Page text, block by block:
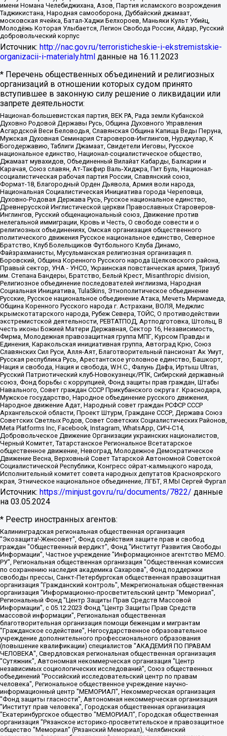
имени Номана Челебиджихана, Азов, Партия исламского возрождения
Таджикистана, Народная самооборона, Дуббайский джамаат,
московская ячейка, Батал-Хаджи Белхороев, Маньяки Культ Убийц,
Молодёжь Которая Улыбается, Легион Свобода России, Айдар, Русский
добровольческий корпус
Источник: http://nac.gov.ru/terroristicheskie-i-ekstremistskie-
organizacii-i-materialy.html данные на 16.11.2023
* Перечень общественных объединений и религиозных
организаций в отношении которых судом принято
вступившее в законную силу решение о ликвидации или
запрете деятельности:
Национал-большевистская партия, ВЕК РА, Рада земли Кубанской
Духовно Родовой Державы Русь, Община Духовного Управления
Асгардской Веси Беловодья, Славянская Община Капища Веды Перуна,
Мужская Духовная Семинария Староверов-Инглингов, Нурджулар, К
Богодержавию, Таблиги Джамаат, Свидетели Иеговы, Русское
национальное единство, Национал-социалистическое общество,
Джамаат мувахидов, Объединенный Вилайат Кабарды, Балкарии и
Карачая, Союз славян, Ат-Такфир Валь-Хиджра, Пит Буль, Национал-
социалистическая рабочая партия России, Славянский союз,
Формат-18, Благородный Орден Дьявола, Армия воли народа,
Национальная Социалистическая Инициатива города Череповца,
Духовно-Родовая Держава Русь, Русское национальное единство,
Древнерусской Инглистической церкви Православных Староверов-
Инглингов, Русский общенациональный союз, Движение против
нелегальной иммиграции, Кровь и Честь, О свободе совести и о
религиозных объединениях, Омская организация общественного
политического движения Русское национальное единство, Северное
Братство, Клуб Болельщиков Футбольного Клуба Динамо,
Файзрахманисты, Мусульманская религиозная организация п.
Боровский, Община Коренного Русского народа Щелковского района,
Правый сектор, УНА - УНСО, Украинская повстанческая армия, Тризуб
им. Степана Бандеры, Братство, Белый Крест, Misanthropic division,
Религиозное объединение последователей инглиизма, Народная
Социальная Инициатива, TulaSkins, Этнополитическое объединение
Русские, Русское национальное объединение Атака, Мечеть Мирмамеда,
Община Коренного Русского народа г. Астрахани, ВОЛЯ, Меджлис
крымскотатарского народа, Рубеж Севера, ТОЙС, О противодействии
экстремистской деятельности, РЕВТАТПОД, Артподготовка, Штольц, В
честь иконы Божией Матери Державная, Сектор 16, Независимость,
Фирма, Молодежная правозащитная группа МПГ, Курсом Правды и
Единения, Каракольская инициативная группа, Автоград Крю, Союз
Славянских Сил Руси, Алля-Аят, Благотворительный пансионат Ак Умут,
Русская республика Русь, Арестантское уголовное единство, Башкорт,
Нация и свобода, Нация и свобода, W.H.С., Фалунь Дафа, Иртыш Ultras,
Русский Патриотический клуб-Новокузнецк/РПК, Сибирский державный
союз, Фонд борьбы с коррупцией, Фонд защиты прав граждан, Штабы
Навального, Совет граждан СССР Прикубанского округа г. Краснодара,
Мужское государство, Народное объединение русского движения,
Народное движение Адат, Народный совет граждан РСФСР СССР
Архангельской области, Проект Штурм, Граждане СССР, Держава Союз
Советских Светлых Родов, Совет Советских Социалистических Районов,
Meta Platforms Inc, Facebook, Instagram, WhatsApp, СИЧ-С14,
Добровольческое Движение Организации украинских националистов,
Черный Комитет, Татарстанское Региональное Всетатарское
общественное движение, Невоград, Молодежное Демократическое
Движение Весна, Верховный Совет Татарской Автономной Советской
Социалистической Республики, Конгресс ойрат-калмыцкого народа,
Исполнительный комитет совета народных депутатов Красноярского
края, Этническое национальное объединение, ЛГБТ, Я.МЫ Сергей Фургал
Источник: https://minjust.gov.ru/ru/documents/7822/ данные
на 03.05.2024
* Реестр иностранных агентов:
Калининградская региональная общественная организация "Экозащита!-Женсовет", Фонд содействия защите прав и свобод граждан "Общественный вердикт", Фонд "Институт Развития Свободы Информации", Частное учреждение "Информационное агентство МЕМО. РУ", Региональная общественная организация "Общественная комиссия по сохранению наследия академика Сахарова", Фонд поддержки свободы прессы, Санкт-Петербургская общественная правозащитная организация "Гражданский контроль", Межрегиональная общественная организация "Информационно-просветительский центр "Мемориал", Региональный Фонд "Центр Защиты Прав Средств Массовой Информации", с 05.12.2023 Фонд "Центр Защиты Прав Средств массовой информации", Региональная общественная благотворительная организация помощи беженцам и мигрантам "Гражданское содействие", Негосударственное образовательное учреждение дополнительного профессионального образования (повышение квалификации) специалистов "АКАДЕМИЯ ПО ПРАВАМ ЧЕЛОВЕКА", Свердловская региональная общественная организация "Сутяжник", Автономная некоммерческая организация "Центр независимых социологических исследований", Союз общественных объединений "Российский исследовательский центр по правам человека", Региональное общественное учреждение научно-информационный центр "МЕМОРИАЛ", Некоммерческая организация "Фонд защиты гласности", Автономная некоммерческая организация "Институт прав человека", Городская общественная организация "Екатеринбургское общество "МЕМОРИАЛ", Городская общественная организация "Рязанское историко-просветительское и правозащитное общество "Мемориал" (Рязанский Мемориал), Челябинский региональный орган общественной самодеятельности – женское общественное объединение "Женщины Евразии", Челябинский региональный орган общественной самодеятельности "Уральская правозащитная группа", Фонд содействия защите здоровья и социальной справедливости имени Андрея Рылькова, Автономная Некоммерческая Организация "Аналитический Центр Юрия Левады", Автономная некоммерческая организация социальной поддержки населения "Проект Апрель", Региональная общественная организация помощи женщинам и детям, находящимся в кризисной ситуации "Информационно-методический центр "Анна", Фонд содействия развитию массовых коммуникаций и правовому просвещению "Так-так-Так", Фонд содействия устойчивому развитию "Серебряная тайга", Свердловский региональный общественный фонд социальных проектов "Новое время", "Idel.Реалии", Кавказ.Реалии, Крым.Реалии, Телеканал Настоящее Время, Татаро-башкирская служба Радио Свобода (Azatliq Radiosi), Радио Свободная Европа/Радио Свобода (PCE/PC), "Сибирь.Реалии", "Фактограф", Благотворительный фонд помощи осужденным и их семьям, Автономная некоммерческая организация "Институт глобализации и социальных движений", Фонд "В защиту прав заключенных", Частное учреждение "Центр поддержки и содействия развитию средств массовой информации", Пензенский региональный общественный благотворительный фонд "Гражданский союз", "Север.Реалии", Некоммерческая организация Фонд "Правовая инициатива", Общество с ограниченной ответственностью "Радио Свободная Европа/Радио Свобода", Чешское информационное агентство "MEDIUM-ORIENT", Красноярская региональная общественная организация "Мы против СПИДа", Камалягин Денис Николаевич, Маркелов Сергей Евгеньевич, Пономарев Лев Александрович, Савицкая Людмила Алексеевна, Автономная некоммерческая организация "Центр по работе с проблемой насилия "НАСИЛИЮ.НЕТ", Межрегиональный профессиональный союз работников здравоохранения "Альянс врачей", Юридическое лицо, зарегистрированное в Латвийской Республике, SIA "Medusa Project" (регистрационный номер 40103797863, дата регистрации 10.06.2014), Некоммерческая организация "Фонд по борьбе с коррупцией", Автономная некоммерческая организация "Институт права и публичной политики", Баданин Роман Сергеевич, Гликин Максим Александрович, Железнова Мария Михайловна, Лукьянова Юлия Сергеевна, Маетная Елизавета Витальевна, Маняхин Петр Борисович, Чуракова Ольга Владимировна, Ярош Юлия Петровна, Юридическое лицо "The Insider SIA", зарегистрированное в Риге, Латвийская Республика (дата регистрации 26.06.2015), являющееся администратором доменного имени интернет-издания "The Insider SIA", https://theins.ru, Постернак Алексей Евгеньевич, Рубин Михаил Аркадьевич, Анин Роман Александрович, Юридическое лицо Istories fonds, зарегистрированное в Латвийской Республике (регистрационный номер 50008295751, дата регистрации 24.02.2020), Великовский Дмитрий Александрович, Долинина Ирина Николаевна, Мароховская Алеся Алексеевна, Шлейнов Роман Юрьевич, Шмагун Олеся Валентиновна, Общество с ограниченной ответственностью "Альтаир 2021", Общество с ограниченной ответственностью "Вега 2021", Общество с ограниченной ответственностью "Главный редактор 2021", Общество с ограниченной ответственностью "Ромашки монолит", Важенков Артем Валерьевич, Ивановская областная общественная организация "Центр гендерных исследований", Гурман Юрий Альбертович, Медиапроект "ОВД-Инфо", Егоров Владимир Владимирович, Жилинский Владимир Александрович, Общество с ограниченной ответственностью "ЗП", Иванова София Юрьевна, Карезина Инна Павловна, Кильтау Екатерина Викторовна, Петров Алексей Викторович, Пискунов Сергей Евгеньевич, Смирнов Сергей Сергеевич, Тихонов Михаил Сергеевич, Общество с ограниченной ответственностью "ЖУРНАЛИСТ-ИНОСТРАННЫЙ АГЕНТ", Арапова Галина Юрьевна, Вольтская Татьяна Анатольевна, Американская компания "Mason G.E.S. Anonymous Foundation" (США), являющаяся владельцем интернет-издания https://mnews.world/, Компания "Stichting Bellingcat", зарегистрированная в Нидерландах (дата регистрации 11.07.2018), Захаров Андрей Вячеславович, Клепиковская Екатерина Дмитриевна, Общество с ограниченной ответственностью "МЕМО", Перл Роман Александрович, Симонов Евгений Алексеевич, Соловьева Елена Анатольевна, Сотников Даниил Владимирович, Сурначева Елизавета Дмитриевна, Автономная некоммерческая организация по защите прав человека и информированию населения "Якутия – Наше Мнение", Общество с ограниченной ответственностью "Москоу диджитал медиа", с 26.01.2023 Общество с ограниченной ответственностью "Чайка Белые сады", Ветошкина Валерия Валерьевна, Заговора Максим Александрович, Межрегиональное общественное движение "Российская ЛГБТ - сеть", Оленичев Максим Владимирович, Павлов Иван Юрьевич, Скворцова Елена Сергеевна, Общество с ограниченной ответственностью "Как бы инагент", Кочетков Игорь Викторович, Общество с ограниченной ответственностью "Честные выборы", Еланчик Олег Александрович, Общество с ограниченной ответственностью "Нобелевский призыв", Гималова Регина Эмилевна, Григорьев Андрей Валерьевич, Григорьева Алина Александровна, Ассоциация по содействию защите прав призывников, альтернативнослужащих и военнослужащих "Правозащитная группа "Гражданин.Армия.Право", Хисамова Регина Фаритовна, Автономная некоммерческая организация по реализации социально-правовых программ "Лилит", Дальневосточное общественное движение "Маяк", Санкт-Петербургская ЛГБТ-инициативная группа "Выход", Инициативная группа ЛГБТ+ "Реверс", Алексеев Андрей Викторович, Бекбулатова Таисия Львовна, Беляев Иван Михайлович, Владыкина Елена Сергеевна, Гельман Марат Александрович, Никульшина Вероника Юрьевна, Толоконникова Надежда Андреевна, Шендерович Виктор Анатольевич, Общество с ограниченной ответственностью "Данное сообщение", Общество с ограниченной ответственностью Издательский дом "Новая глава", Айнбиндер Александра Александровна, Московский комьюнити-центр для ЛГБТ+инициатив, Благотворительный фонд развития филантропии, Deutsche Welle (Германия, Kurt-Schumacher-Strasse 3, 53113 Bonn), Борзунова Мария Михайловна, Воробьев Виктор Викторович, Голубева Анна Львовна, Константинова Алла Михайловна, Малкова Ирина Владимировна, Мурадов Мурад Абдулгалимович, Осетинская Елизавета Николаевна, Понасенков Евгений Николаевич, Ганапольский Матвей Юрьевич, Киселев Евгений Алексеевич, Борухович Ирина Григорьевна, Дремин Иван Тимофеевич, Дубровский Дмитрий Викторович, Красноярская региональная общественная организация поддержки и развития альтернативных образовательных технологий и межкультурных коммуникаций "ИНТЕРРА", Маяковская Екатерина Алексеевна, Фейгин Марк Захарович, Филимонов Андрей Викторович, Дзугкоева Регина Николаевна, Доброхотов Роман Александрович, Дудь Юрий Александрович, Елкин Сергей Владимирович, Кругликов Кирилл Игоревич, Сабунаева Мария Леонидовна, Семенов Алексей Владимирович, Шаинян Карен Багратович, Шульман Екатерина Михайловна, Асафьев Артур Валерьевич, Вахштайн Виктор Семенович, Венедиктов Алексей Алексеевич, Лушникова Екатерина Евгеньевна, Волков Леонид Михайлович, Невзоров Александр Глебович, Пархоменко Сергей Борисович, Сироткин Ярослав Николаевич, Кара-Мурза Владимир Владимирович, Баранова Наталья Владимировна, Гозман Леонид Яковлевич, Кагарлицкий Борис Юльевич, Климарев Михаил Валерьевич, Милов Владимир Станиславович, Автономная некоммерческая организация Краснодарский центр современного искусства "Типография", Моргенштерн Алишер Тагирович, Соболь Любовь Эдуардовна, Общество с ограниченной ответственностью "ЛИЗА НОРМ", Каспаров Гарри Кимович, Ходорковский Михаил Борисович, Общество с ограниченной ответственностью "Апрельские тезисы", Данилович Ирина Брониславовна, Кашин Олег Владимирович, Петров Николай Владимирович, Пивоваров Алексей Владимирович, Соколов Михаил Владимирович, Цветкова Юлия Владимировна, Чичваркин Евгений Александрович, Комитет против пыток/Команда против пыток, Общество с ограниченной ответственностью "Первый научный", Общество с ограниченной ответственностью "Вертолет и ко", Белоцерковская Вероника Борисовна, Кац Максим Евгеньевич, Лазарева Татьяна Юрьевна, Шаведдинов Руслан Табризович, Яшин Илья Валерьевич, Общество с ограниченной ответственностью "Иноагент ААВ", Алешковский Дмитрий Петрович, Альбац Евгения Марковна, Быков Дмитрий Львович, Галямина Юлия Евгеньевна, Лойко Сергей Леонидович, Мартынов Кирилл Константинович, Медведев Сергей Александрович, Крашенинников Федор Геннадиевич, Гордеева Катерина Вл